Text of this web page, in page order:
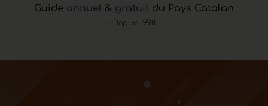
Guide annuel & gratuit du Pays Catalan
— Depuis 1998 —